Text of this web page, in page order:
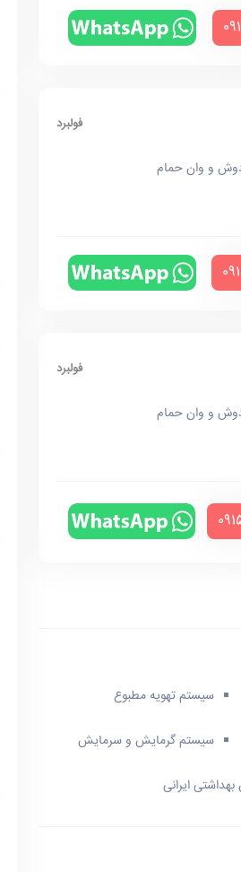
فولبرد
و وان حمام
فولبرد
و وان حمام
سیستم تهویه مطبوع
سیستم گرمایش و سرمایش
ایرانی